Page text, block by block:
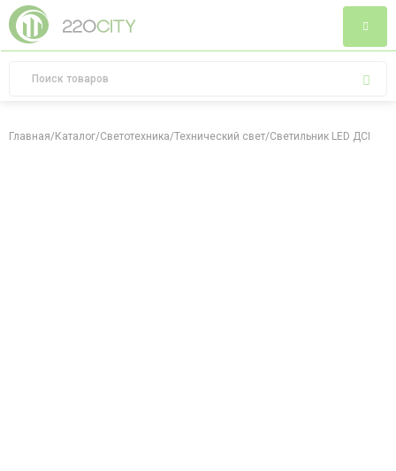
Главная/Каталог/Светотехника/Технический свет/Светильник LED ДСП